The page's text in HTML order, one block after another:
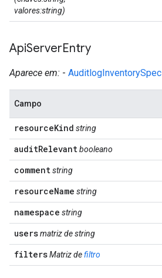
valores:string)
ApiServerEntry
Aparece em: - AuditlogInventorySpec
Campo
resourceKind string
auditRelevantbooleano
commentstring
resourceName string
namespace string
usersmatriz de string
filtersMatriz defiltro